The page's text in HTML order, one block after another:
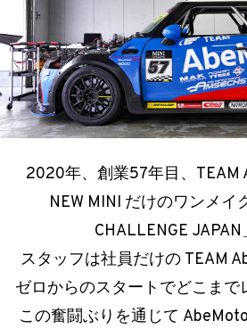
2020年、創業57年目、TEAM
NEW MINI だけのワンメイ
CHALLENGE
スタッフは社員だけの TEAM
ゼロからのスタートでどこま
この奮闘ぶりを通じて